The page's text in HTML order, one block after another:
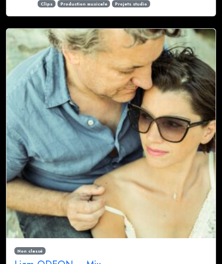
Clips Production musicale Projets studio
Non classé